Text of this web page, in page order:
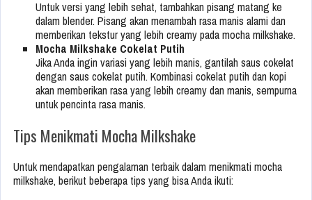
Untuk versi yang lebih sehat, tambahkan pisang matang ke
dalam blender. Pisang akan menambah rasa manis alami dan
memberikan tekstur yang lebih creamy pada mocha milkshake.
Mocha Milkshake Cokelat Putih
Jika Anda ingin variasi yang lebih manis, gantilah saus cokelat
dengan saus cokelat putih. Kombinasi cokelat putih dan kopi
akan memberikan rasa yang lebih creamy dan manis, sempurna
untuk pencinta rasa manis.
Tips Menikmati Mocha Milkshake
Untuk mendapatkan pengalaman terbaik dalam menikmati mocha
milkshake, berikut beberapa tips yang bisa Anda ikuti: